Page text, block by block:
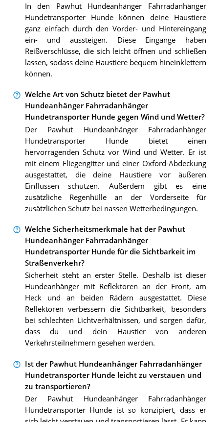
In den Pawhut Hundeanhänger Fahrradanhänger
Hundetransporter Hunde können deine Haustiere
ganz einfach durch den Vorder- und Hintereingang
ein- und aussteigen. Diese Eingänge haben
Reißverschlüsse, die sich leicht öffnen und schließen
lassen, sodass deine Haustiere bequem hineinklettern
können.
Welche Art von Schutz bietet der Pawhut
Hundeanhänger Fahrradanhänger
Hundetransporter Hunde gegen Wind und Wetter?
Der Pawhut Hundeanhänger Fahrradanhänger
Hundetransporter Hunde bietet einen
hervorragenden Schutz vor Wind und Wetter. Er ist
mit einem Fliegengitter und einer Oxford-Abdeckung
ausgestattet, die deine Haustiere vor äußeren
Einflüssen schützen. Außerdem gibt es eine
zusätzliche Regenhülle an der Vorderseite für
zusätzlichen Schutz bei nassen Wetterbedingungen.
Welche Sicherheitsmerkmale hat der Pawhut
Hundeanhänger Fahrradanhänger
Hundetransporter Hunde für die Sichtbarkeit im
Straßenverkehr?
Sicherheit steht an erster Stelle. Deshalb ist dieser
Hundeanhänger mit Reflektoren an der Front, am
Heck und an beiden Rädern ausgestattet. Diese
Reflektoren verbessern die Sichtbarkeit, besonders
bei schlechten Lichtverhältnissen, und sorgen dafür,
dass du und dein Haustier von anderen
Verkehrsteilnehmern gesehen werden.
Ist der Pawhut Hundeanhänger Fahrradanhänger
Hundetransporter Hunde leicht zu verstauen und
zu transportieren?
Der Pawhut Hundeanhänger Fahrradanhänger
Hundetransporter Hunde ist so konzipiert, dass er